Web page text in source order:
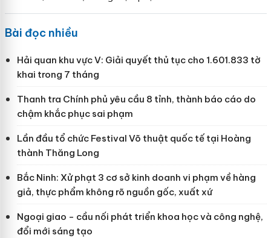
Bài đọc nhiều
Hải quan khu vực V: Giải quyết thủ tục cho 1.601.833 tờ
khai trong 7 tháng
Thanh tra Chính phủ yêu cầu 8 tỉnh, thành báo cáo do
chậm khắc phục sai phạm
Lần đầu tổ chức Festival Võ thuật quốc tế tại Hoàng
thành Thăng Long
Bắc Ninh: Xử phạt 3 cơ sở kinh doanh vi phạm về hàng
giả, thực phẩm không rõ nguồn gốc, xuất xứ
Ngoại giao - cầu nối phát triển khoa học và công nghệ,
đổi mới sáng tạo